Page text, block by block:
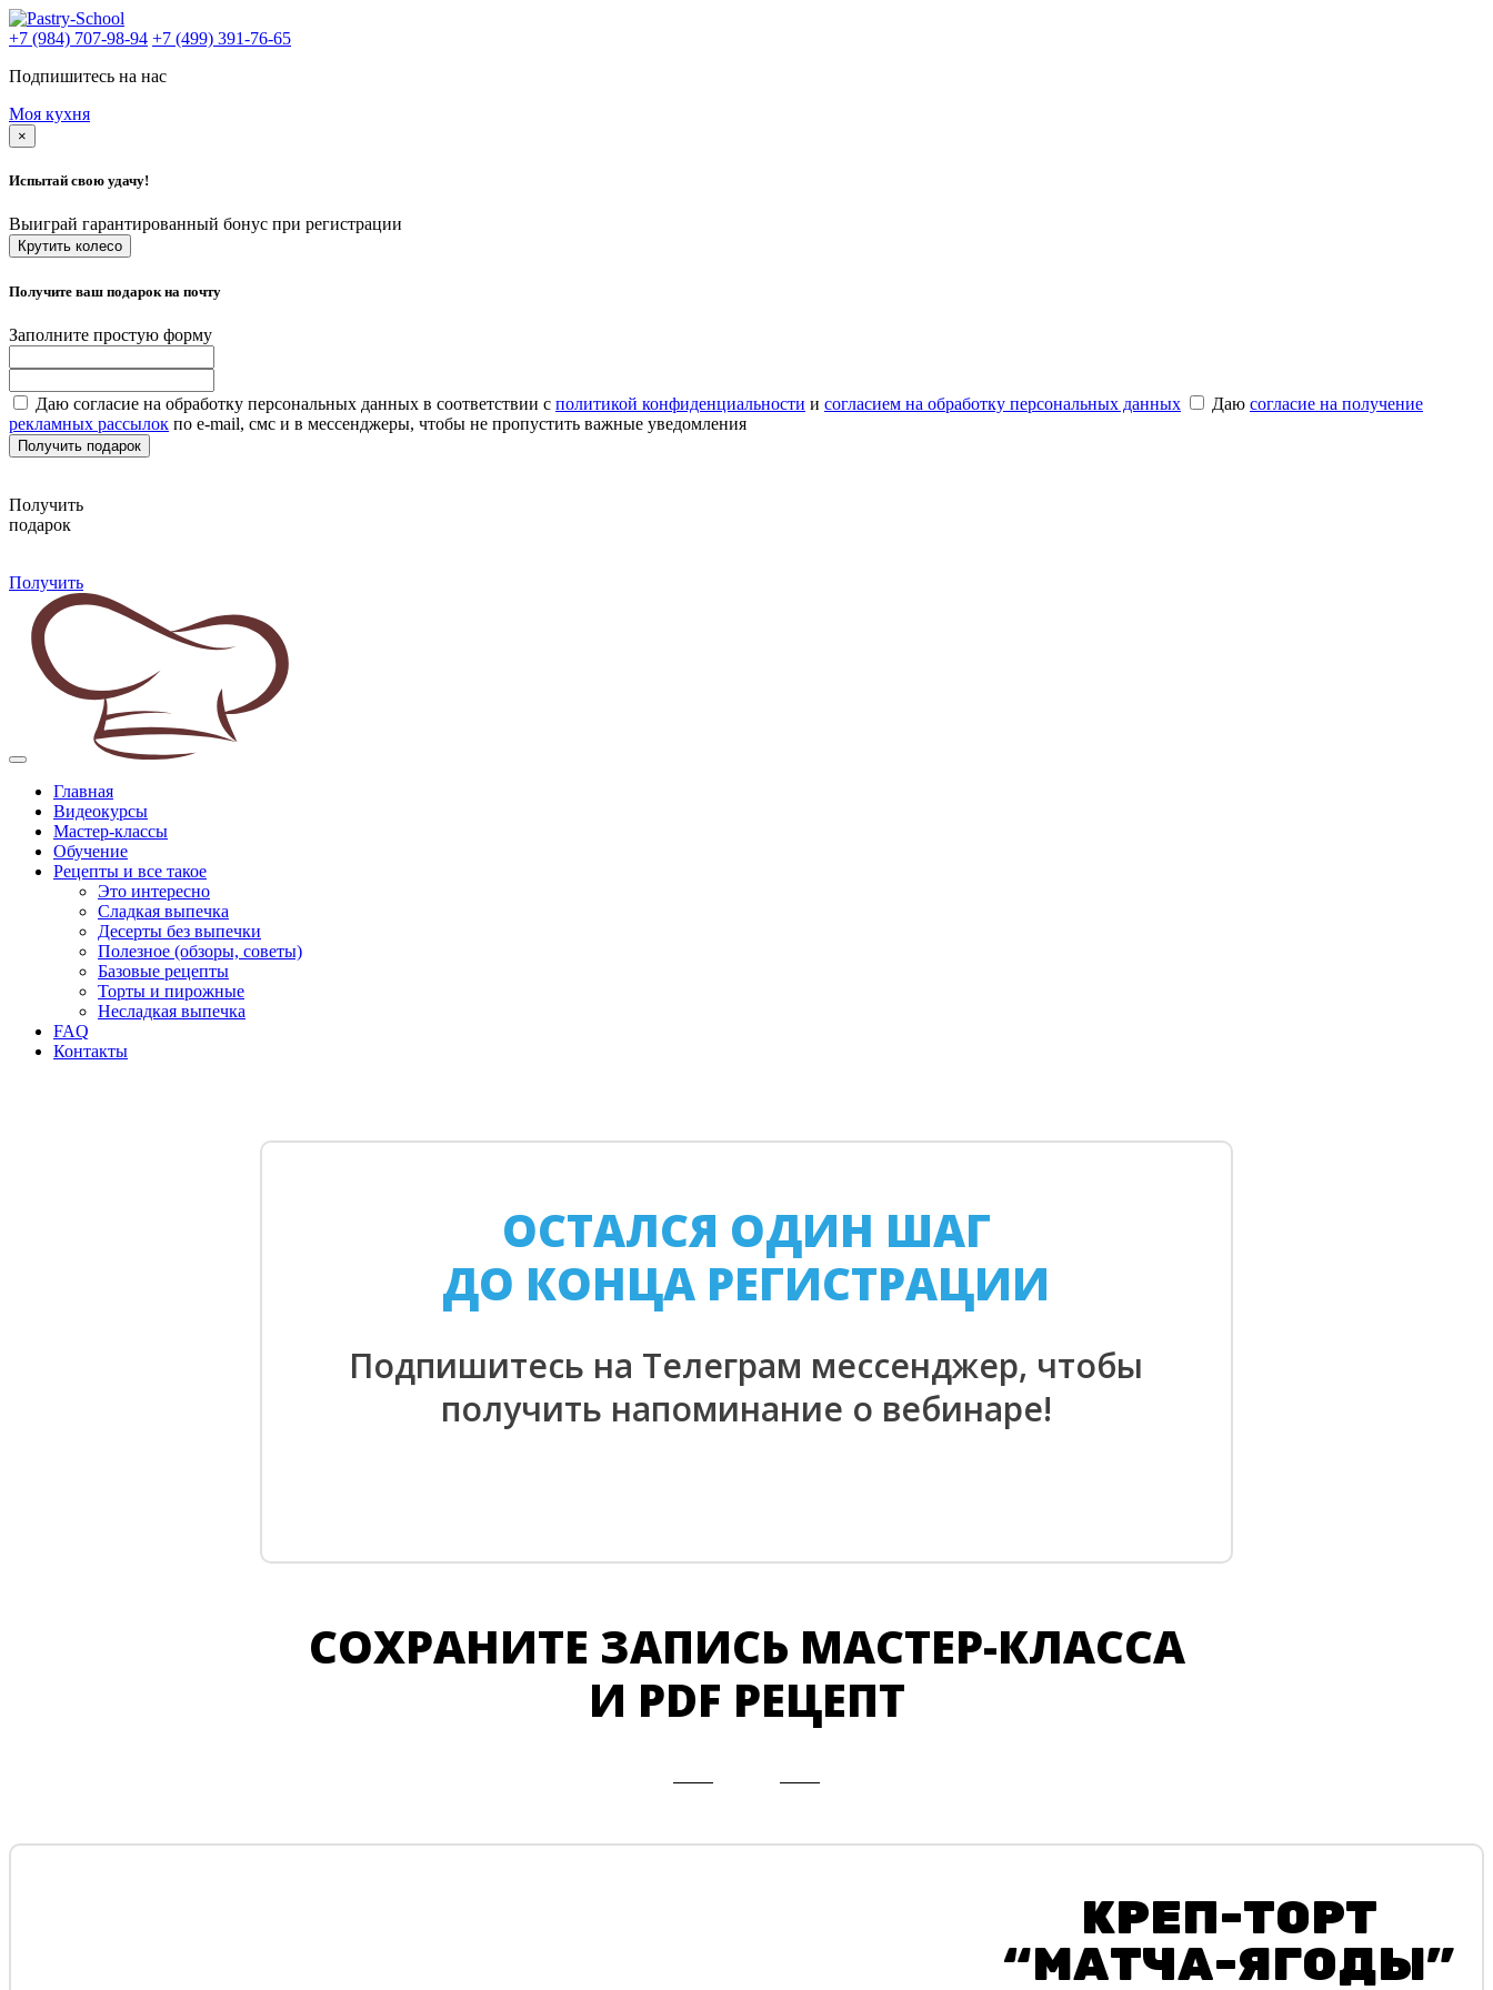
+7 (984) 707-98-94 +7 (499) 391-76-65
Подпишитесь на нас
Моя кухня
×
Испытай свою удачу!
Выиграй гарантированный бонус при регистрации
Крутить колесо
Получите ваш подарок на почту
Заполните простую форму
Даю согласие на обработку персональных данных в соответствии с политикой конфиденциальности и согласием на обработку персональных данных Даю согласие на получение
рекламных рассылок по e-mail, смс и в мессенджеры, чтобы не пропустить важные уведомления
Получить подарок
Получить
подарок
Получить
Главная
Видеокурсы
Мастер-классы
Обучение
Рецепты и все такое
Это интересно
Сладкая выпечка
Десерты без выпечки
Полезное (обзоры, советы)
Базовые рецепты
Торты и пирожные
Несладкая выпечка
FAQ
Контакты
ОСТАЛСЯ ОДИН ШАГ
ДО КОНЦА РЕГИСТРАЦИИ
Подпишитесь на Телеграм мессенджер, чтобы
получить напоминание о вебинаре!
СОХРАНИТЕ ЗАПИСЬ МАСТЕР-КЛАССА
И PDF РЕЦЕПТ
КРЕП-ТОРТ
“МАТЧА-ЯГОДЫ”